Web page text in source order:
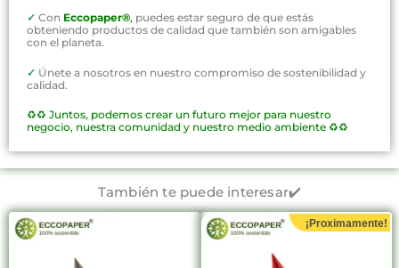
✓ Con Eccopaper®, puedes estar seguro de que estás
obteniendo productos de calidad que también son amigables
con el planeta.
✓ Únete a nosotros en nuestro compromiso de sostenibilidad y
calidad.
♻️♻️ Juntos, podemos crear un futuro mejor para nuestro
negocio, nuestra comunidad y nuestro medio ambiente ♻️♻️
También te puede interesar✔️
¡Proximamente!